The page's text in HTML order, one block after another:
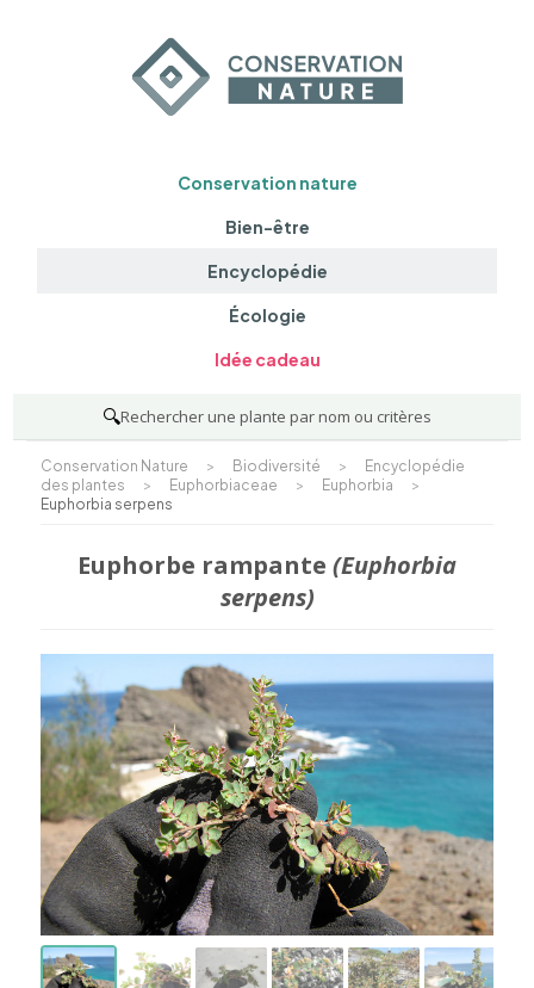
Conservation nature
Bien-être
Encyclopédie
Écologie
Idée cadeau
🔍Rechercher une plante par nom ou critères
Conservation Nature > Biodiversité >
Encyclopédie
des plantes
> Euphorbiaceae > Euphorbia
>
Euphorbia serpens
Euphorbe rampante (Euphorbia
serpens)